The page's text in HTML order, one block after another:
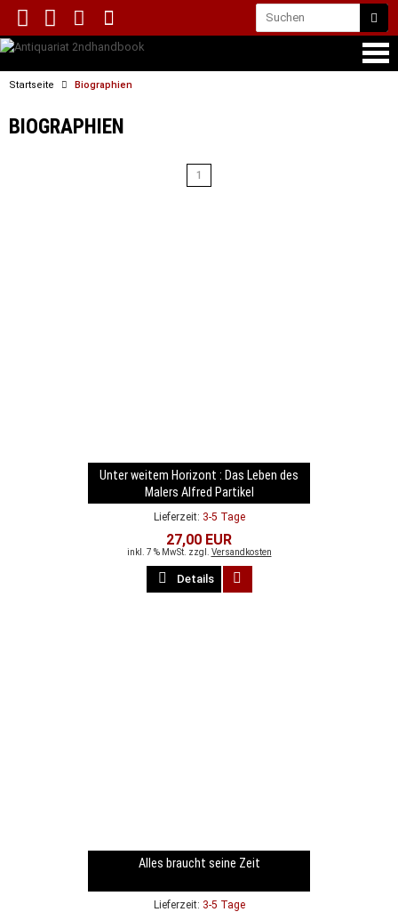
Startseite Biographien
BIOGRAPHIEN
1
Unter weitem Horizont : Das Leben des
Malers Alfred Partikel
Lieferzeit: 3-5 Tage
27,00 EUR
inkl. 7 % MwSt. zzgl. Versandkosten
Details
Alles braucht seine Zeit
Lieferzeit: 3-5 Tage